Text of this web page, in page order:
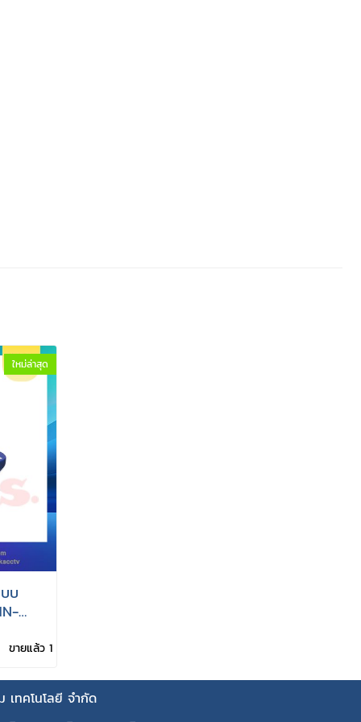
ใหม่ล่าสุด
บ
ขายแล้ว 1
ทคโนโลยี จำกัด